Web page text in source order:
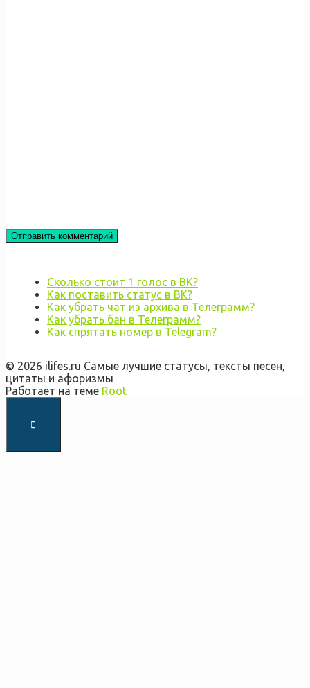
Сколько стоит 1 голос в ВК?
Как поставить статус в ВК?
Как убрать чат из архива в Телеграмм?
Как убрать бан в Телеграмм?
Как спрятать номер в Telegram?
© 2026 ilifes.ru Самые лучшие статусы, тексты песен,
цитаты и афоризмы
Работает на теме Root